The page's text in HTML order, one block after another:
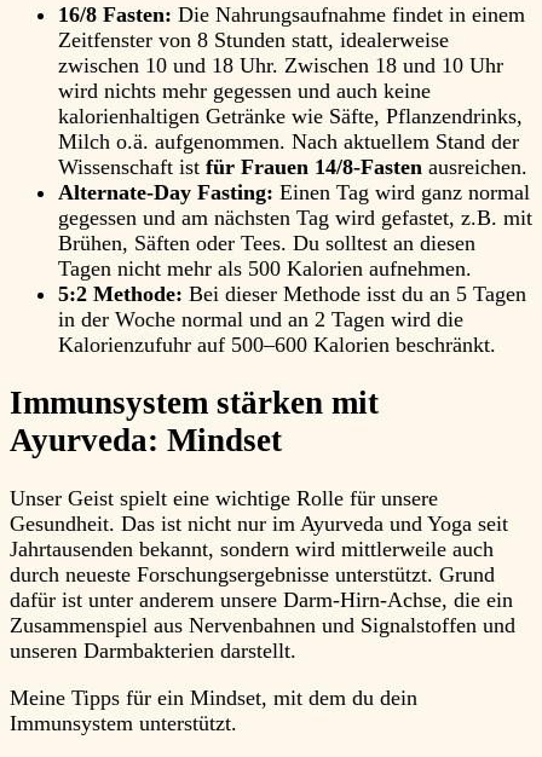
16/8 Fasten: Die Nahrungsaufnahme findet in einem
Zeitfenster von 8 Stunden statt, idealerweise
zwischen 10 und 18 Uhr. Zwischen 18 und 10 Uhr
wird nichts mehr gegessen und auch keine
kalorienhaltigen Getränke wie Säfte, Pflanzendrinks,
Milch o.ä. aufgenommen. Nach aktuellem Stand der
Wissenschaft ist für Frauen 14/8-Fasten ausreichen.
Alternate-Day Fasting: Einen Tag wird ganz normal
gegessen und am nächsten Tag wird gefastet, z.B. mit
Brühen, Säften oder Tees. Du solltest an diesen
Tagen nicht mehr als 500 Kalorien aufnehmen.
5:2 Methode: Bei dieser Methode isst du an 5 Tagen
in der Woche normal und an 2 Tagen wird die
Kalorienzufuhr auf 500–600 Kalorien beschränkt.
Immunsystem stärken mit
Ayurveda: Mindset
Unser Geist spielt eine wichtige Rolle für unsere
Gesundheit. Das ist nicht nur im Ayurveda und Yoga seit
Jahrtausenden bekannt, sondern wird mittlerweile auch
durch neueste Forschungsergebnisse unterstützt. Grund
dafür ist unter anderem unsere Darm-Hirn-Achse, die ein
Zusammenspiel aus Nervenbahnen und Signalstoffen und
unseren Darmbakterien darstellt.
Meine Tipps für ein Mindset, mit dem du dein
Immunsystem unterstützt.